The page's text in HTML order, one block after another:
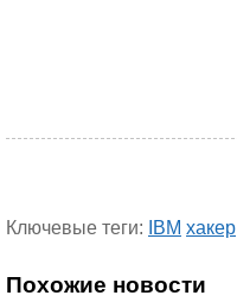
Ключевые теги: IBM хакер
Похожие новости